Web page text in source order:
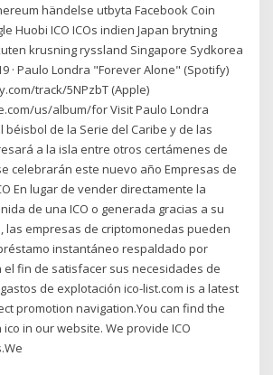
händelse utbyta Facebook Coin
Huobi ICO ICOs indien Japan brytning
krusning ryssland Singapore Sydkorea
· Paulo Londra "Forever Alone" (Spotify)
track/5NPzbT (Apple)
us/album/for Visit Paulo Londra
béisbol de la Serie del Caribe y de las
a la isla entre otros certámenes de
celebrarán este nuevo año Empresas de
En lugar de vender directamente la
de una ICO o generada gracias a su
las empresas de criptomonedas pueden
instantáneo respaldado por
el fin de satisfacer sus necesidades de
de explotación ico-list.com is a latest
promotion navigation.You can find the
in our website. We provide ICO